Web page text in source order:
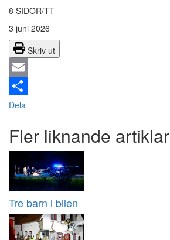
8 SIDOR/TT
3 juni 2026
Skriv ut
Email
Dela
Fler liknande artiklar
Tre barn i bilen